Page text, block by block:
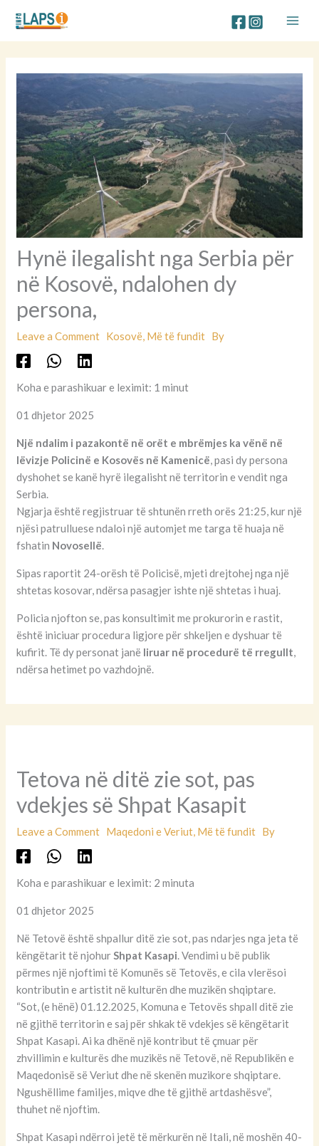
content
Hynë ilegalisht nga Serbia për
në Kosovë, ndalohen dy
persona,
Leave a Comment Kosovë Më të fundit By
Koha e parashikuar e leximit: 1 minut
01 dhjetor 2025
Një ndalim i pazakontë në orët e mbrëmjes ka vënë në
lëvizje Policinë e Kosovës në Kamenicë, pasi dy persona
dyshohet se kanë hyrë ilegalisht në territorin e vendit nga
Serbia.
Ngjarja është regjistruar të shtunën rreth orës 21:25, kur një
njësi patrulluese ndaloi një automjet me targa të huaja në
fshatin Novosellë.
Sipas raportit 24-orësh të Policisë, mjeti drejtohej nga një
shtetas kosovar, ndërsa pasagjer ishte një shtetas i huaj.
Policia njofton se, pas konsultimit me prokurorin e rastit,
është iniciuar procedura ligjore për shkeljen e dyshuar të
kufirit. Të dy personat janë liruar në procedurë të rregullt,
ndërsa hetimet po vazhdojnë.
Tetova në ditë zie sot, pas
vdekjes së Shpat Kasapit
Leave a Comment Maqedoni e Veriut, Më të fundit By
Koha e parashikuar e leximit: 2 minuta
01 dhjetor 2025
Në Tetovë është shpallur ditë zie sot, pas ndarjes nga jeta të
këngëtarit të njohurShpat Kasapi. Vendimi u bë publik
përmes një njoftimi të Komunës së Tetovës, e cila vlerësoi
kontributin e artistit në kulturën dhe muzikën shqiptare.
“Sot, (e hënë) 01.12.2025, Komuna e Tetovës shpall ditë zie
në gjithë territorin e saj për shkak të vdekjes së këngëtarit
Shpat Kasapi. Ai ka dhënë një kontribut të çmuar për
zhvillimin e kulturës dhe muzikës në Tetovë, në Republikën e
Maqedonisë së Veriut dhe në skenën muzikore shqiptare.
Ngushëllime familjes, miqve dhe të gjithë artdashësve”,
thuhet në njoftim.
Shpat Kasapi ndërroi jetë të mërkurën në Itali, në moshën 40-